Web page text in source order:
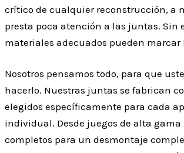
crítico de cualquier reconstrucción, a
presta poca atención a las juntas. Sin
materiales adecuados pueden marcar
Nosotros pensamos todo, para que
hacerlo. Nuestras juntas se fabrican
elegidos específicamente para cada
individual. Desde juegos de alta
completos para un desmontaje